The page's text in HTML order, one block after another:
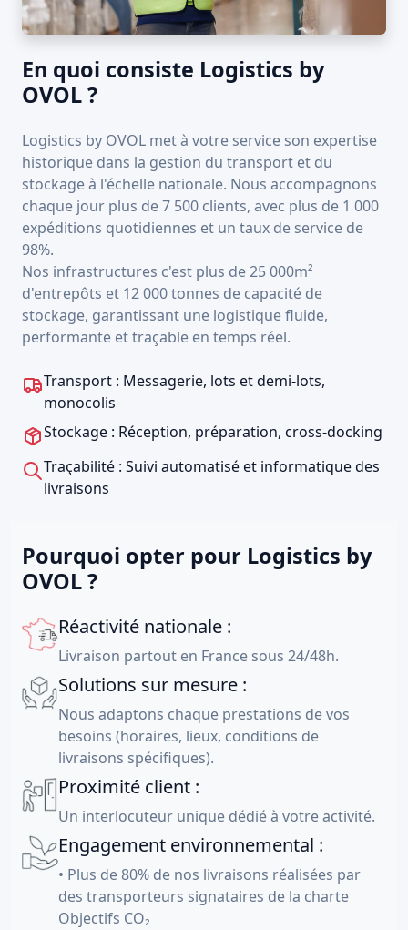
En quoi consiste Logistics by
OVOL ?
Logistics by OVOL met à votre service son expertise
historique dans la gestion du transport et du
stockage à l'échelle nationale. Nous accompagnons
chaque jour plus de 7 500 clients, avec plus de 1 000
expéditions quotidiennes et un taux de service de
98%.
Nos infrastructures c'est plus de 25 000m²
d'entrepôts et 12 000 tonnes de capacité de
stockage, garantissant une logistique fluide,
performante et traçable en temps réel.
Transport : Messagerie, lots et demi-lots,
monocolis
Stockage : Réception, préparation, cross-docking
Traçabilité : Suivi automatisé et informatique des
livraisons
Pourquoi opter pour Logistics by
OVOL ?
Réactivité nationale :
Livraison partout en France sous 24/48h.
Solutions sur mesure :
Nous adaptons chaque prestations de vos
besoins (horaires, lieux, conditions de
livraisons spécifiques).
Proximité client :
Un interlocuteur unique dédié à votre activité.
Engagement environnemental :
• Plus de 80% de nos livraisons réalisées par
des transporteurs signataires de la charte
Objectifs CO₂